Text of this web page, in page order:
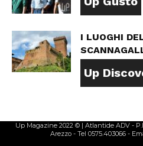
I LUOGHI
Up
Up Magazine 2022 © | Atlantide ADV -
Arezzo - Tel 0575.403066 -